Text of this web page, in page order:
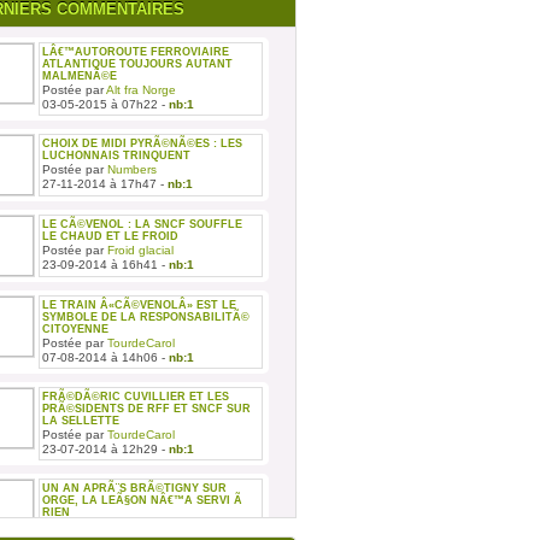
COMMENTAIRES
LÂ€™AUTOROUTE FERROVIAIRE
ATLANTIQUE TOUJOURS AUTANT
MALMENÃ©E
Postée parAlt fra Norge
03-05-2015 à 07h22 - nb:1
CHOIX DE MIDI PYRÃ©NÃ©ES : LES
LUCHONNAIS TRINQUENT
Postée parNumbers
27-11-2014 à 17h47 - nb:1
LE CÃ©VENOL : LA SNCF SOUFFLE
LE CHAUD ET LE FROID
Postée parFroid glacial
23-09-2014 à 16h41 - nb:1
LE TRAIN Â«CÃ©VENOLÂ» EST LE
SYMBOLE DE LA RESPONSABILITÃ©
CITOYENNE
Postée parTourdeCarol
07-08-2014 à 14h06 - nb:1
FRÃ©DÃ©RIC CUVILLIER ET LES
PRÃ©SIDENTS DE RFF ET SNCF SUR
LA SELLETTE
Postée parTourdeCarol
23-07-2014 à 12h29 - nb:1
UN AN APRÃ¨S BRÃ©TIGNY SUR
ORGE, LA LEÃ§ON NÂ€™A SERVI Ã
RIEN